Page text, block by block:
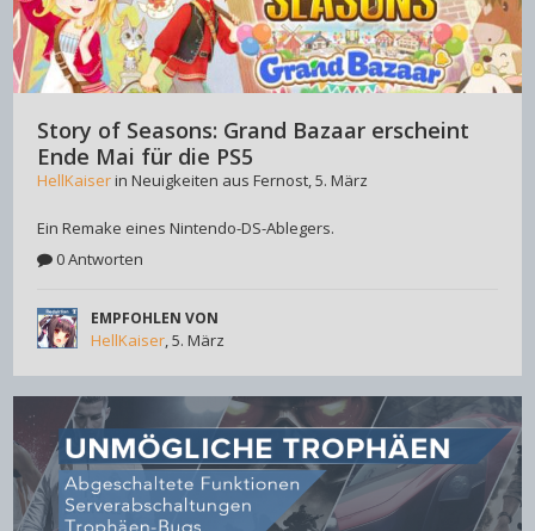
Story of Seasons: Grand Bazaar erscheint
Ende Mai für die PS5
HellKaiserin Neuigkeiten aus Fernost,5. März
Ein Remake eines Nintendo-DS-Ablegers.
0 Antworten
EMPFOHLEN VON
HellKaiser,5. März